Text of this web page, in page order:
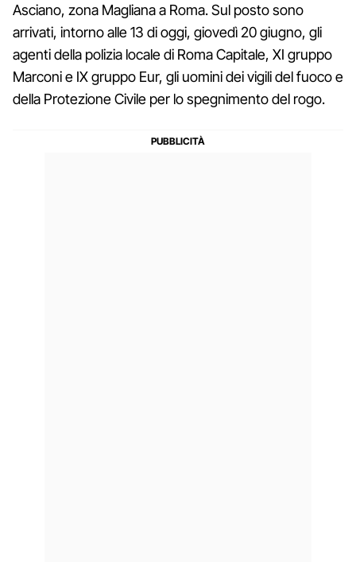
Asciano, zona Magliana a Roma. Sul posto sono
arrivati, intorno alle 13 di oggi, giovedì 20 giugno, gli
agenti della polizia locale di Roma Capitale, XI gruppo
Marconi e IX gruppo Eur, gli uomini dei vigili del fuoco e
della Protezione Civile per lo spegnimento del rogo.